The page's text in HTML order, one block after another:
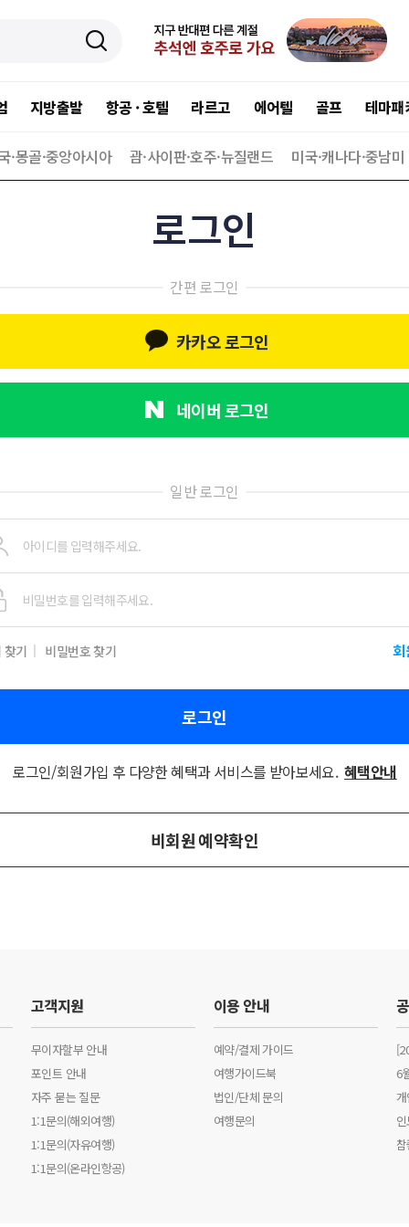
지방출발 항공 · 호텔 라르고 에어텔 골프 테마패
·몽골·중앙아시아 괌·사이판·호주·뉴질랜드 미국·캐나다·중남미
로그인
간편 로그인
카카오 로그인
네이버 로그인
일반 로그인
찾기 비밀번호 찾기 회
로그인
로그인/회원가입 후 다양한 혜택과 서비스를 받아보세요. 혜택안내
비회원 예약확인
고객지원
무이자할부 안내
포인트 안내
자주 묻는 질문
1:1문의(해외여행)
1:1문의(자유여행)
1:1문의(온라인항공)
이용 안내
예약/결제 가이드
여행가이드북
법인/단체 문의
여행문의
6